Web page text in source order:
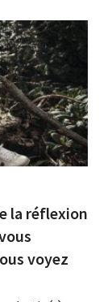
et
la réflexion
voyez